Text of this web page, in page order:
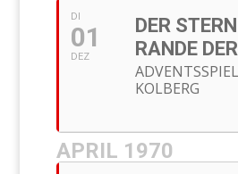
DI
01
DEZ
DER
RANDE
KOLBERG
APRIL 1970